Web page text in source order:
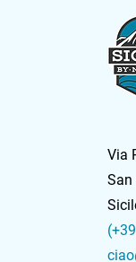
Via
San